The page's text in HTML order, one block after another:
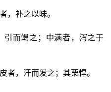
，补之以味。
而竭之；中满者，泻之于
者，汗而发之；其栗悍。